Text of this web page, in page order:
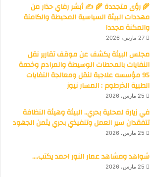
🌾 رؤى متجددة 🌾 ✍️ أبشر رفاي حذار من
مهددات البيئة السياسية المحيطة والكامنة
والمكنة مجددا
27 مارس، 2026
مجلس البيئة يكشف عن موقف تقارير نقل
النفايات بالمحطات الوسيطة والمرادم وخدمة
95 مؤسسه علاجية لنقل ومعالجة النفايات
الطبية الخرطوم : المسار نيوز
25 مارس، 2026
في زيارة لمحلية بحري.. البيئة وهيئة النظافة
تتفقدان سير العمل وتنفيذي بحري يثمن الجهود
25 مارس، 2026
شواهد ومشاهد عمار النور احمد يكتب….
25 مارس، 2026